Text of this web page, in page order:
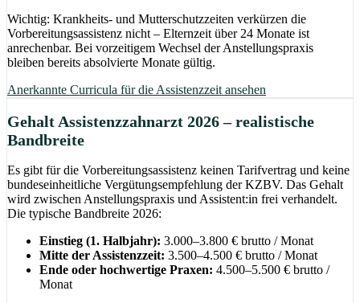
Wichtig: Krankheits- und Mutterschutzzeiten verkürzen die
Vorbereitungsassistenz nicht – Elternzeit über 24 Monate ist
anrechenbar. Bei vorzeitigem Wechsel der Anstellungspraxis
bleiben bereits absolvierte Monate gültig.
Anerkannte Curricula für die Assistenzzeit ansehen
Gehalt Assistenzzahnarzt 2026 – realistische
Bandbreite
Es gibt für die Vorbereitungsassistenz keinen Tarifvertrag und keine
bundeseinheitliche Vergütungsempfehlung der KZBV. Das Gehalt
wird zwischen Anstellungspraxis und Assistent:in frei verhandelt.
Die typische Bandbreite 2026:
Einstieg (1. Halbjahr): 3.000–3.800 € brutto / Monat
Mitte der Assistenzzeit: 3.500–4.500 € brutto / Monat
Ende oder hochwertige Praxen: 4.500–5.500 € brutto /
Monat